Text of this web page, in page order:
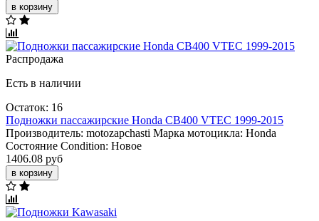
в корзину
Распродажа
Есть в наличии
Остаток: 16
Подножки пассажирские Honda CB400 VTEC 1999-2015
Производитель: motozapchasti Марка мотоцикла: Honda
Состояние Condition: Новое
1406.08 руб
в корзину